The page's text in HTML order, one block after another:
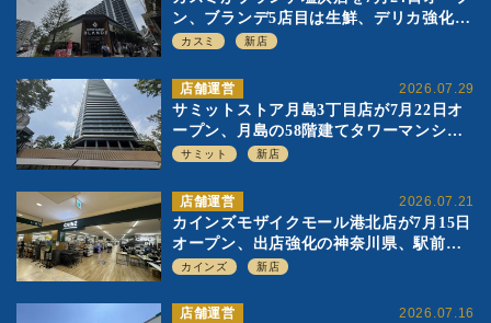
ン、ブランデ5店目は生鮮、デリカ強化の
一方で通常店の要素も取り入れ
カスミ 新店
2026.07.29
店舗運営
サミットストア月島3丁目店が7月22日オ
ープン、月島の58階建てタワーマンショ
ン1階に生鮮強化の小商圏型店を出店
サミット 新店
2026.07.21
店舗運営
カインズモザイクモール港北店が7月15日
オープン、出店強化の神奈川県、駅前
SC2階の都市型小型店
カインズ 新店
2026.07.16
店舗運営